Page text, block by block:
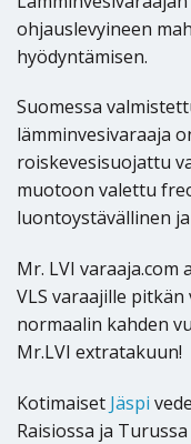
ohjauslevyineen
hyödyntämisen.
Suomessa
lämminvesivaraaja
roiskevesisuojattu
muotoon valettu
luontoystävällinen
Mr. LVI varaaja.com
VLS varaajille
normaalin kahden
Mr.LVI extratakuun!
Kotimaiset Jäspi
Raisiossa ja